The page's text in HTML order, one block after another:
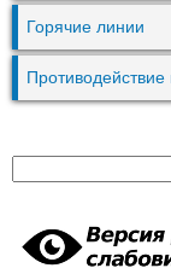
Горячие линии
Противодействие
Ф
о